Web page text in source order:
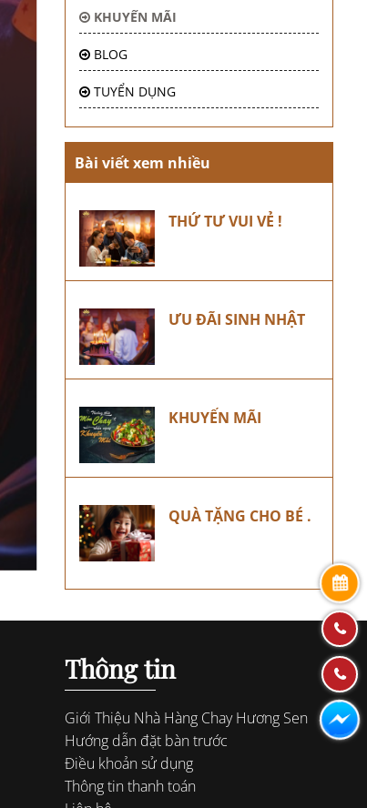
KHUYẾN MÃI
BLOG
TUYỂN DỤNG
Bài viết xem nhiều
THỨ TƯ VUI VẺ !
ƯU ĐÃI SINH NHẬT
KHUYẾN MÃI
QUÀ TẶNG CHO BÉ .
Thông tin
Giới Thiệu Nhà Hàng Chay Hương Sen
Hướng dẫn đặt bàn trước
Điều khoản sử dụng
Thông tin thanh toán